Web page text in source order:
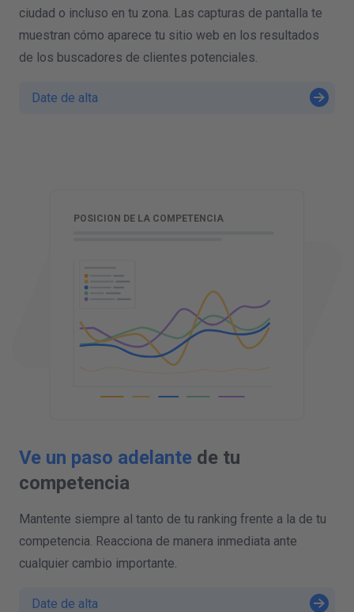
ciudad o incluso en tu zona. Las capturas de pantalla te
muestran cómo aparece tu sitio web en los resultados
de los buscadores de clientes potenciales.
Date de alta
Ve un paso adelante de tu
competencia
Mantente siempre al tanto de tu ranking frente a la de tu
competencia. Reacciona de manera inmediata ante
cualquier cambio importante.
Date de alta
POSICION DE LA COMPETENCIA